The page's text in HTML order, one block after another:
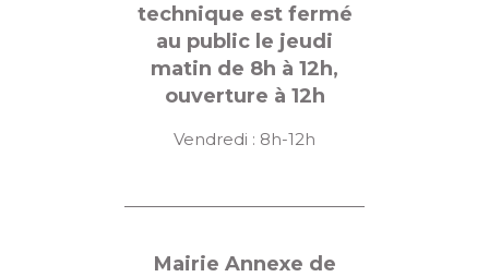
technique est fermé
au public le jeudi
matin de 8h à 12h,
ouverture à 12h
Vendredi : 8h-12h
Mairie Annexe de